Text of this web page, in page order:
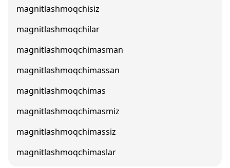
magnitlashmoqchisiz
magnitlashmoqchilar
magnitlashmoqchimasman
magnitlashmoqchimassan
magnitlashmoqchimas
magnitlashmoqchimasmiz
magnitlashmoqchimassiz
magnitlashmoqchimaslar